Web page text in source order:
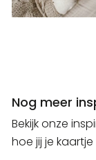
Nog meer
Bekijk onze
hoe jij je